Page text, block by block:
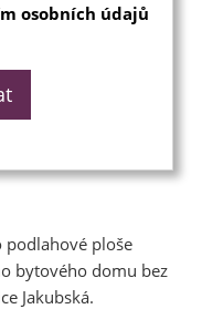
osobních údajů
podlahové ploše
bytového domu bez
Jakubská.